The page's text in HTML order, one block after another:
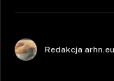
Redakcja arhn.eu